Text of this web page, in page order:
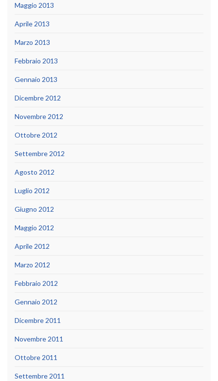
Maggio 2013
Aprile 2013
Marzo 2013
Febbraio 2013
Gennaio 2013
Dicembre 2012
Novembre 2012
Ottobre 2012
Settembre 2012
Agosto 2012
Luglio 2012
Giugno 2012
Maggio 2012
Aprile 2012
Marzo 2012
Febbraio 2012
Gennaio 2012
Dicembre 2011
Novembre 2011
Ottobre 2011
Settembre 2011